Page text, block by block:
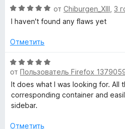
s
S
i
d
e
5
5
и
5
о
н
5
з
5
н
е
о
а
5
и
з
5
О
ц
н
н
о
н
а
5
з
от Chiburgen_XIII 3
I haven't found any flaws yet
Отметить
О
ц
е
н
е
о
от Пользователь Firefox
It does what I was looking for. All
corresponding container and
sidebar.
Отметить